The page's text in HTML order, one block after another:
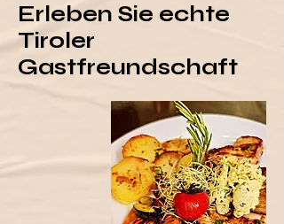
Erleben Sie echte
Tiroler
Gastfreundschaft